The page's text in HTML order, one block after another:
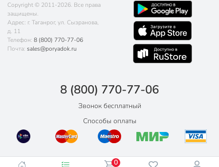
Copyright © 2011-2026. Все права
защищены.
Адрес: г. Таганрог, ул. Сызранова,
д. 11
Телефон: 8 (800) 770-77-06
Почта: sales@poryadok.ru
8 (800) 770-77-06
Звонок бесплатный
Способы оплаты
0